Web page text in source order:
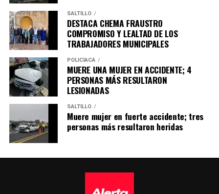
SALTILLO
DESTACA CHEMA FRAUSTRO
COMPROMISO Y LEALTAD DE LOS
TRABAJADORES MUNICIPALES
POLICÍACA
MUERE UNA MUJER EN ACCIDENTE; 4
PERSONAS MÁS RESULTARON
LESIONADAS
SALTILLO
Muere mujer en fuerte accidente; tres
personas más resultaron heridas